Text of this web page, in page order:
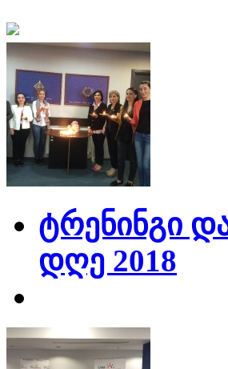
ტრენინგი
დღე 2018